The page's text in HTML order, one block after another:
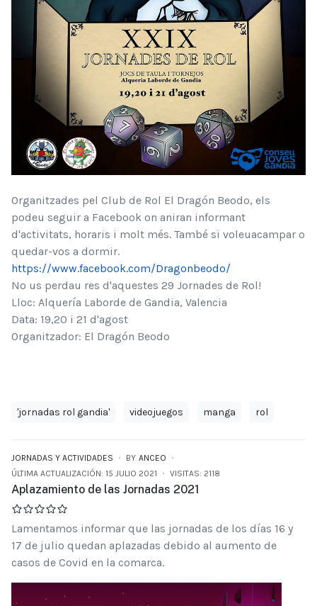
Organitzades pel Club de Rol El Dragón Beodo, els
podeu seguir a Facebook on aniran informant
d'activitats, horaris i molt més. També si voleuacampar o
quedar-vos a dormir.
https://www.facebook.com/Dragonbeodo/
No us perdau res d'aquestes 29 Jornades de Rol!
Lloc: Alquería Laborde de Gandia, Valencia
Data: 19,20 i 21 d'agost
Organitzador: El Dragón Beodo
'jornadas rol gandia' videojuegos manga rol
JORNADAS Y ACTIVIDADES BY ANCEO
ÚLTIMA ACTUALIZACIÓN: 15 JULIO 2021
VISITAS: 2118
Aplazamiento de las Jornadas 2021
Lamentamos informar que las jornadas de los días 16 y
17 de julio quedan aplazadas debido al aumento de
casos de Covid en la comarca.